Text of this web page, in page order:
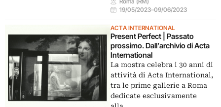
19/05/2023–09/06/2023
ACTA INTERNATIONAL
Present Perfect | Passato
prossimo. Dall’archivio di Acta
International
La mostra celebra i 30 anni di
attività di Acta International,
tra le prime gallerie a Roma
dedicate esclusivamente